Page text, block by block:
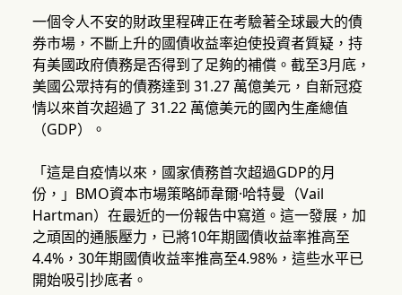
一個令人不安的財政里程碑正在考驗著全球最大的債
券市場，不斷上升的國債收益率迫使投資者質疑，持
有美國政府債務是否得到了足夠的補償。截至3月底，
美國公眾持有的債務達到 31.27 萬億美元，自新冠疫
情以來首次超過了 31.22 萬億美元的國內生產總值
（GDP）。
「這是自疫情以來，國家債務首次超過GDP的月
份，」BMO資本市場策略師韋爾·哈特曼（Vail
Hartman）在最近的一份報告中寫道。這一發展，加
之頑固的通脹壓力，已將10年期國債收益率推高至
4.4%，30年期國債收益率推高至4.98%，這些水平已
開始吸引抄底者。